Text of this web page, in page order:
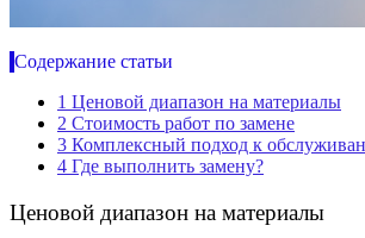
Содержание статьи
1 Ценовой диапазон на материалы
2 Стоимость работ по замене
3 Комплексный подход к
4 Где выполнить замену?
Ценовой диапазон на материалы